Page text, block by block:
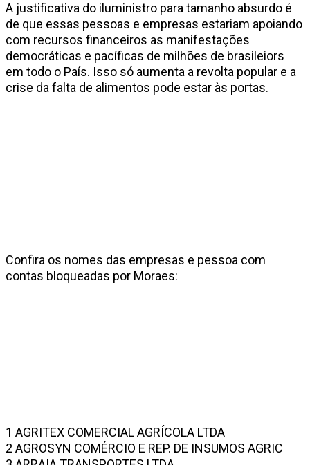
A justificativa do iluministro para tamanho absurdo é
de que essas pessoas e empresas estariam apoiando
com recursos financeiros as manifestações
democráticas e pacíficas de milhões de brasileiors
em todo o País. Isso só aumenta a revolta popular e a
crise da falta de alimentos pode estar às portas.
Confira os nomes das empresas e pessoa com
contas bloqueadas por Moraes:
1 AGRITEX COMERCIAL AGRÍCOLA LTDA
2 AGROSYN COMÉRCIO E REP. DE INSUMOS AGRIC